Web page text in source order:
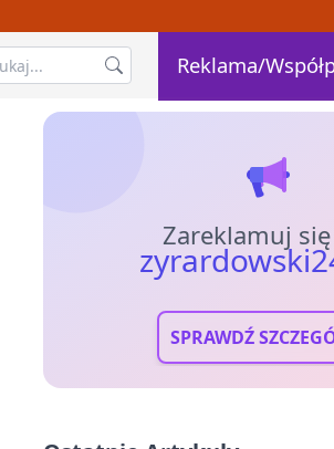
Reklama/
Zareklamuj
SPRAWDŹ